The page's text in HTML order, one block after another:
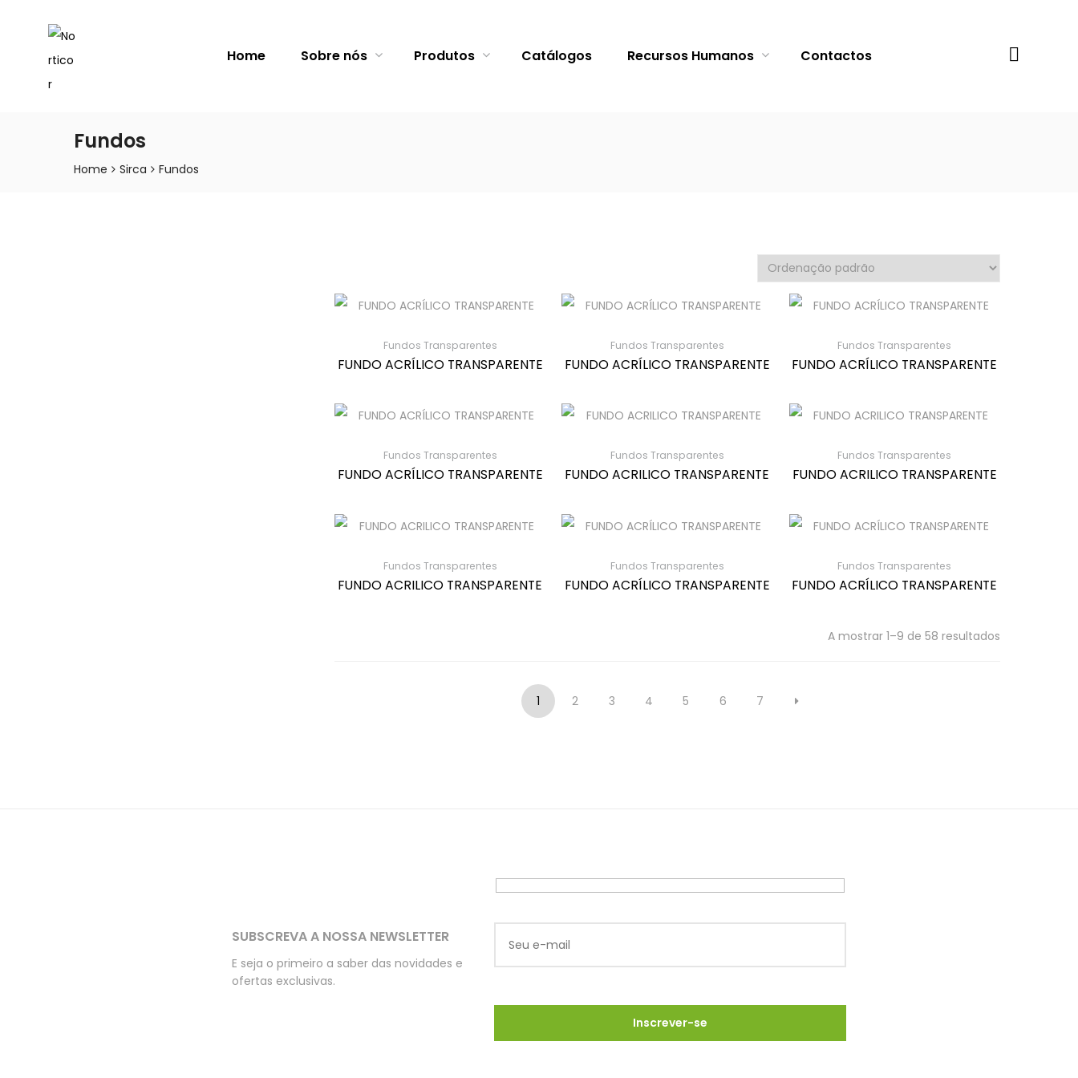
NORTICOR
Home Sobre nós Produtos Catálogos Recursos Humanos Contactos
Fundos
Home Sirca Fundos
Fundos Transparentes
FUNDO ACRÍLICO TRANSPARENTE
Fundos Transparentes
FUNDO ACRÍLICO TRANSPARENTE
Fundos Transparentes
FUNDO ACRÍLICO TRANSPARENTE
Fundos Transparentes
FUNDO ACRÍLICO TRANSPARENTE
Fundos Transparentes
FUNDO ACRILICO TRANSPARENTE
Fundos Transparentes
FUNDO ACRILICO TRANSPARENTE
Fundos Transparentes
FUNDO ACRILICO TRANSPARENTE
Fundos Transparentes
FUNDO ACRÍLICO TRANSPARENTE
Fundos Transparentes
FUNDO ACRÍLICO TRANSPARENTE
A mostrar 1–9 de 58 resultados
1 2 3 4 5 6 7
SUBSCREVA A NOSSA NEWSLETTER
E seja o primeiro a saber das novidades e
ofertas exclusivas.